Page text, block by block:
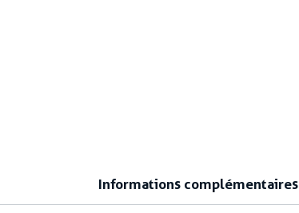
Informations complémentaires